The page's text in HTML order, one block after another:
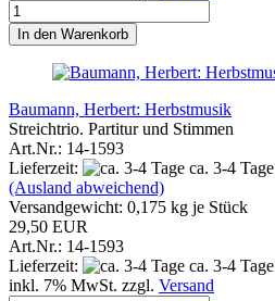
In den Warenkorb
Baumann, Herbert: Herbstmusik
Streichtrio. Partitur und Stimmen
Art.Nr.: 14-1593
Lieferzeit:
ca. 3-4 Tage
(Ausland abweichend)
Versandgewicht: 0,175 kg je Stück
29,50 EUR
Art.Nr.: 14-1593
Lieferzeit:
ca. 3-4 Tage
inkl. 7% MwSt. zzgl. Versand